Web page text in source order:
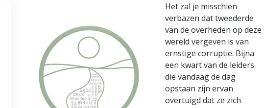
Het zal je misschien
verbazen dat tweederde
van de overheden op deze
wereld vergeven is van
ernstige corruptie. Bijna
een kwart van de leiders
die vandaag de dag
opstaan zijn ervan
overtuigd dat ze zich